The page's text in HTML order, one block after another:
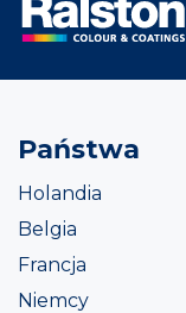
Państwa
Holandia
Belgia
Francja
Niemcy